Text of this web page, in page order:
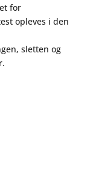
for
opleves i den
sletten og